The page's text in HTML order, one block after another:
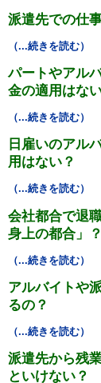
派遣先での仕
（...続きを読む）
パートやアル
金の適用はな
（...続きを読む）
日雇いのアル
用はない？
（...続きを読む）
会社都合で退
身上の都合」？
（...続きを読む）
アルバイトや
るの？
（...続きを読む）
派遣先から残
といけない？